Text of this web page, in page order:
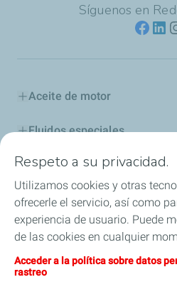
Síguenos en
Aceite de motor
Fluidos especiales
Aditivos y Combustibles
Industria
Competición
Blog
Respeto a su privacidad.
Utilizamos cookies y otras
ofrecerle el servicio, así como
experiencia de usuario. Puede
de las cookies en cualquier
botón «Gérer mes cookies»
clic en el botón «J’accepte»
Acceder a la política sobre datos
rastreo